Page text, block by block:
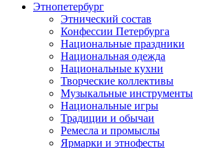
Этнопетербург
Этнический состав
Конфессии Петербурга
Национальные праздники
Национальная одежда
Национальные кухни
Творческие коллективы
Музыкальные инструменты
Национальные игры
Традиции и обычаи
Ремесла и промыслы
Ярмарки и этнофесты